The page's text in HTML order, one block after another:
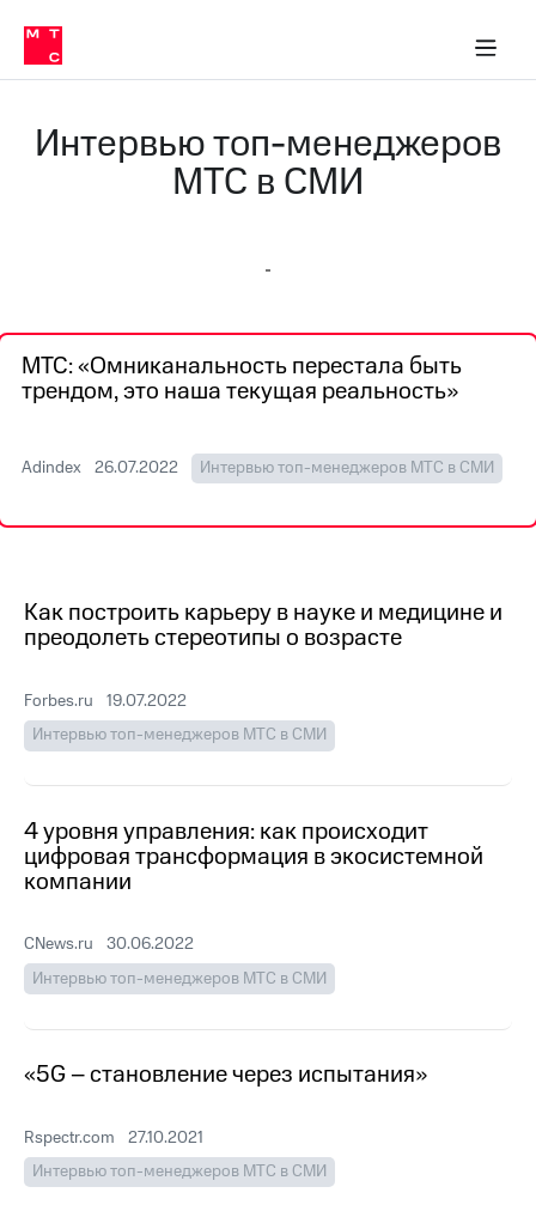
Медиа-центр
и акционерам
Устойчивое развитие
Комплаенс и деловая этика
компании
Карьера
Правовая
информация
релизы
Достижения
Интервью
Финансовая
отчетность
Пригласить
спикера
Корпоративное
управление
секретарь
информации
Документы
ПАО
"МТС"
Карьера
в МТС
Интервью топ-менеджеров
МТС в СМИ
МТС: «Омниканальность перестала быть
трендом, это наша текущая реальность»
Adindex 26.07.2022 Интервью топ-менеджеров МТС в СМИ
Как построить карьеру в науке и медицине и
преодолеть стереотипы о возрасте
Forbes.ru
19.07.2022
Интервью топ-менеджеров МТС в СМИ
4 уровня управления: как происходит
цифровая трансформация в экосистемной
компании
CNews.ru
30.06.2022
Интервью топ-менеджеров МТС в СМИ
«5G – становление через испытания»
Rspectr.com
27.10.2021
Интервью топ-менеджеров МТС в СМИ